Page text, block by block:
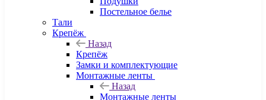
Постельное белье
Тали
Крепёж
Назад
Крепёж
Замки и комплектующие
Монтажные ленты
Назад
Монтажные ленты